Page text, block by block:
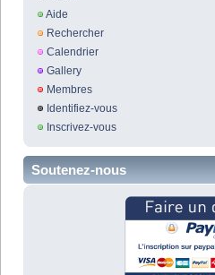
Aide
Rechercher
Calendrier
Gallery
Membres
Identifiez-vous
Inscrivez-vous
Soutenez-nous